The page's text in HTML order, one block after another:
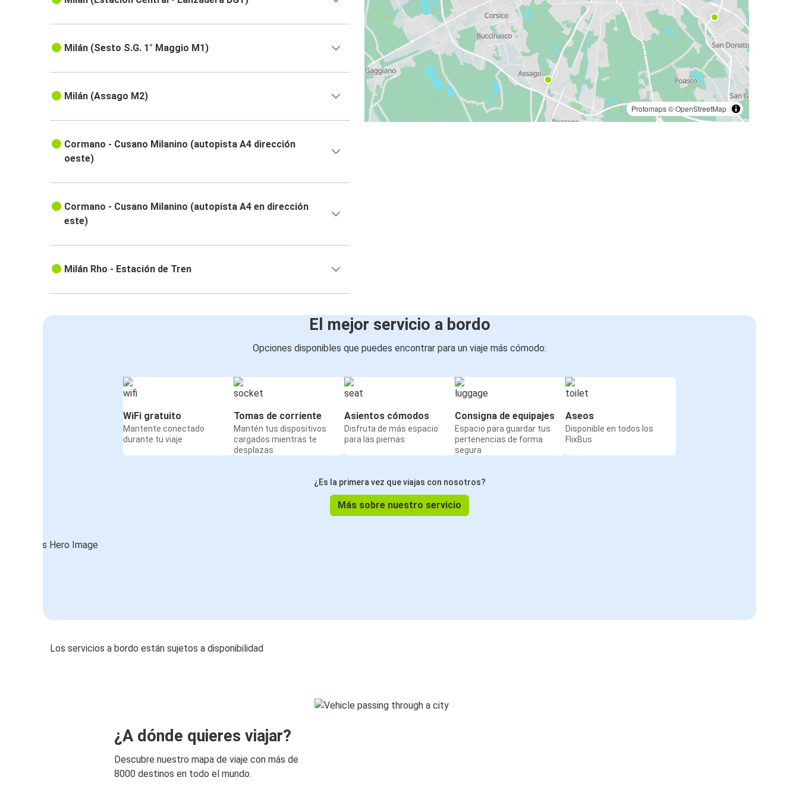
Protomaps©OpenStreetMap
Milán (Sesto S.G. 1° Maggio M1)
Milán (Assago M2)
Cormano - Cusano Milanino (autopista A4 dirección
oeste)
Cormano - Cusano Milanino (autopista A4 en dirección
este)
Milán Rho - Estación de Tren
El mejor servicio a bordo
Opciones disponibles que puedes encontrar para un viaje más cómodo:
WiFi gratuito
Mantente conectado
durante tu viaje
Tomas de corriente
Mantén tus dispositivos
cargados mientras te
desplazas
Asientos cómodos
Disfruta de más espacio
para las piernas
Consigna de equipajes
Espacio para guardar tus
pertenencias de forma
segura
Aseos
Disponible en todos los
FlixBus
¿Es la primera vez que viajas con nosotros?
Más sobre nuestro servicio
Los servicios a bordo están sujetos a disponibilidad
¿A dónde quieres viajar?
Descubre nuestro mapa de viaje con más de
8000 destinos en todo el mundo.